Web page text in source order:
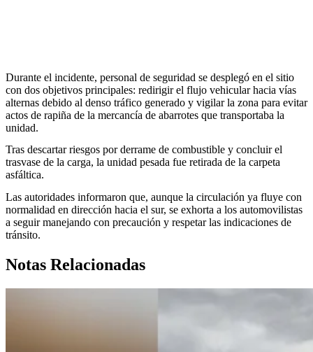
Durante el incidente, personal de seguridad se desplegó en el sitio
con dos objetivos principales: redirigir el flujo vehicular hacia vías
alternas debido al denso tráfico generado y vigilar la zona para evitar
actos de rapiña de la mercancía de abarrotes que transportaba la
unidad.
Tras descartar riesgos por derrame de combustible y concluir el
trasvase de la carga, la unidad pesada fue retirada de la carpeta
asfáltica.
Las autoridades informaron que, aunque la circulación ya fluye con
normalidad en dirección hacia el sur, se exhorta a los automovilistas
a seguir manejando con precaución y respetar las indicaciones de
tránsito.
Notas Relacionadas